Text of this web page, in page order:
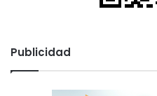
Publicidad